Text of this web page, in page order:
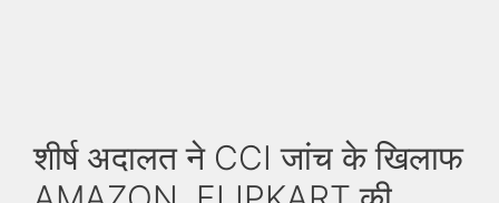
शीर्ष अदालत ने CCI जांच के खिलाफ